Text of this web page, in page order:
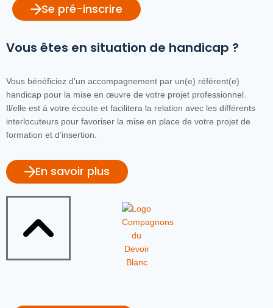
Se pré-inscrire
Vous êtes en situation de handicap ?
Vous bénéficiez d’un accompagnement par un(e) référent(e)
handicap pour la mise en œuvre de votre projet professionnel.
Il/elle est à votre écoute et facilitera la relation avec les différents
interlocuteurs pour favoriser la mise en place de votre projet de
formation et d’insertion.
En savoir plus